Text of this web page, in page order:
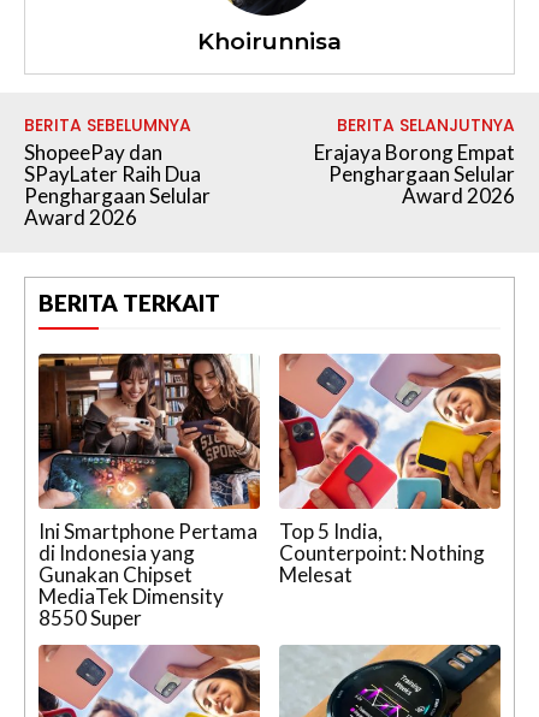
Khoirunnisa
BERITA SEBELUMNYA
ShopeePay dan
SPayLater Raih Dua
Penghargaan Selular
Award 2026
BERITA SELANJUTNYA
Erajaya Borong Empat
Penghargaan Selular
Award 2026
BERITA TERKAIT
Ini Smartphone Pertama
di Indonesia yang
Gunakan Chipset
MediaTek Dimensity
8550 Super
Top 5 India,
Counterpoint: Nothing
Melesat